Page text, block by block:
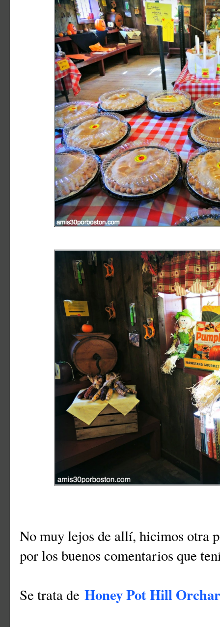
No muy lejos de allí, hicimos otra
por los buenos comentarios que
Se trata de Honey Pot Hill